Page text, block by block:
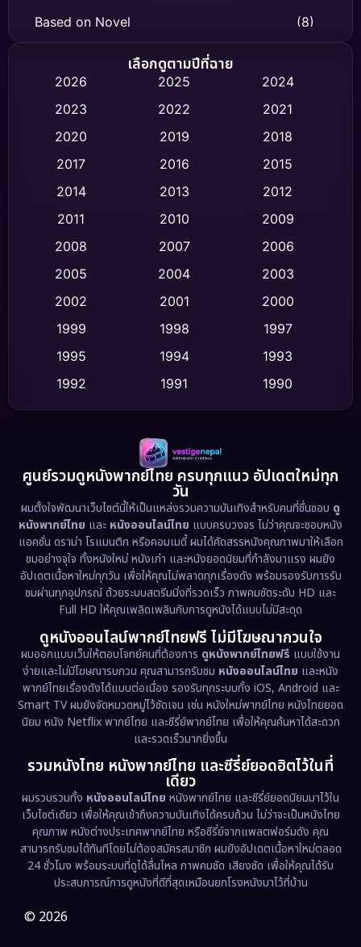
Based on Novel (8)
Biography ชีวิตจริง
Classic หนังคลาสสิก (47)
Comedy ตลก (436)
Crime อาชญากรรม (513)
Cult Film
Dance เต้น (10)
Detective สืบสวน (59)
Disaster (13)
Disney+ (5)
Documentary สารคดี (93)
Drama ดราม่า (1,460)
Dystopian (17)
Emotional (61)
Epic มหากาพย์ (218)
Erotic (36)
Family ครอบครัว (363)
Fantasy จินตนาการ (326)
Fiction (9)
Film (57)
Gothic
เลือกดูตามปีที่ฉาย
2026 2025
2024
2023
2022
2021
2020
2019
2018
2017
2016
2015
2014
2013
2012
2011
2010
2009
2008
2007
2006
2005
2004
2003
2002
2001
2000
1999
1998
1997
1995
1994
1993
1992
1991
1990
1989
1988
1986
1983
1978
1974
1962
ศูนย์รวมดูหนังพากย์ไทย ครบทุกแนว อัปเดตใหม่ทุก
วัน
ผมตั้งใจพัฒนาเว็บไซต์นี้ให้เป็นแหล่งรวมความบันเทิงสำหรับคนที่ชื่นชอบ ดู
หนังพากย์ไทย และ หนังออนไลน์ไทย แบบครบวงจร ไม่ว่าคุณจะชอบหนัง
แอคชั่น ดราม่า โรแมนติก หรือคอมเมดี้ ผมได้คัดสรรหนังคุณภาพมาให้เลือก
ชมอย่างจุใจ ทั้งหนังใหม่ หนังเก่า และหนังยอดนิยมที่กำลังมาแรง ผมยัง
อัปเดตเนื้อหาใหม่ทุกวัน เพื่อให้คุณไม่พลาดทุกเรื่องดัง พร้อมรองรับการรับ
ชมผ่านทุกอุปกรณ์ ด้วยระบบสตรีมมิ่งที่รวดเร็ว ภาพคมชัดระดับ HD และ
Full HD ให้คุณเพลิดเพลินกับการดูหนังได้แบบไม่มีสะดุด
ดูหนังออนไลน์พากย์ไทยฟรี ไม่มีโฆษณากวนใจ
ผมออกแบบเว็บให้ตอบโจทย์คนที่ต้องการ ดูหนังพากย์ไทยฟรี แบบใช้งาน
ง่ายและไม่มีโฆษณารบกวน คุณสามารถรับชม หนังออนไลน์ไทย และหนัง
พากย์ไทยเรื่องดังได้แบบต่อเนื่อง รองรับทุกระบบทั้ง iOS, Android และ
Smart TV ผมยังจัดหมวดหมู่ไว้ชัดเจน เช่น หนังใหม่พากย์ไทย หนังไทยยอด
นิยม หนัง Netflix พากย์ไทย และซีรี่ย์พากย์ไทย เพื่อให้คุณค้นหาได้สะดวก
และรวดเร็วมากยิ่งขึ้น
รวมหนังไทย หนังพากย์ไทย และซีรี่ย์ยอดฮิตไว้ในที่
เดียว
ผมรวบรวมทั้ง หนังออนไลน์ไทย หนังพากย์ไทย และซีรี่ย์ยอดนิยมมาไว้ใน
เว็บไซต์เดียว เพื่อให้คุณเข้าถึงความบันเทิงได้ครบถ้วน ไม่ว่าจะเป็นหนังไทย
คุณภาพ หนังต่างประเทศพากย์ไทย หรือซีรี่ย์จากแพลตฟอร์มดัง คุณ
สามารถรับชมได้ทันทีโดยไม่ต้องสมัครสมาชิก ผมยังอัปเดตเนื้อหาใหม่ตลอด
24 ชั่วโมง พร้อมระบบที่ดูได้ลื่นไหล ภาพคมชัด เสียงชัด เพื่อให้คุณได้รับ
ประสบการณ์การดูหนังที่ดีที่สุดเหมือนยกโรงหนังมาไว้ที่บ้าน
© 2026